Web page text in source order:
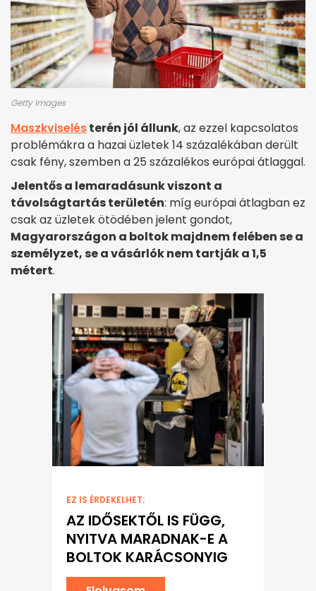
Getty Images
Maszkviselésterén jól állunk, az ezzel kapcsolatos
problémákra a hazai üzletek 14 százalékában derült
csak fény, szemben a 25 százalékos európai átlaggal.
Jelentős a lemaradásunk viszont a
távolságtartás területén: míg európai átlagban ez
csak az üzletek ötödében jelent gondot,
Magyarországon a boltok majdnem felében se a
személyzet, se a vásárlók nem tartják a 1,5
métert.
EZ IS ÉRDEKELHET:
AZ IDŐSEKTŐL IS FÜGG,
NYITVA MARADNAK-E A
BOLTOK KARÁCSONYIG